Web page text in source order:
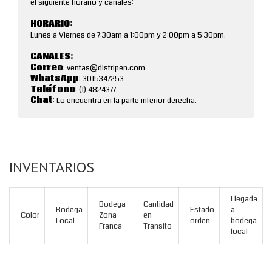
el siguiente horario y canales:
HORARIO:
Lunes a Viernes de 7:30am a 1:00pm y 2:00pm a 5:30pm.
CANALES:
Correo: ventas@distripen.com
WhatsApp: 3015347253
Teléfono: (1) 4824377
Chat: Lo encuentra en la parte inferior derecha.
INVENTARIOS
Color
Bodega
Local
Bodega
Zona
Franca
Cantidad
en
Transito
Estado
orden
Llegada
a
bodega
local